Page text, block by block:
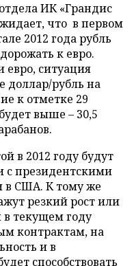
ИК «Грандис
что в первом
2012 года рубль
к евро.
евро, ситуация
доллар/рубль на
к отметке 29
выше – 30,5
в 2012 году будут
с президентскими
в США. К тому же
резкий рост или
текущем году
контрактам, на
и в
способствовать